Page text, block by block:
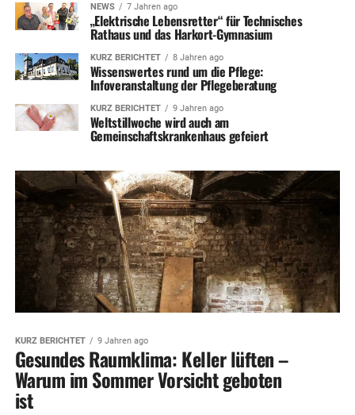
NEWS 7 Jahren ago
„Elektrische Lebensretter“ für Technisches
Rathaus und das Harkort-Gymnasium
KURZ BERICHTET 8 Jahren ago
Wissenswertes rund um die Pflege:
Infoveranstaltung der Pflegeberatung
KURZ BERICHTET 9 Jahren ago
Weltstillwoche wird auch am
Gemeinschaftskrankenhaus gefeiert
KURZ BERICHTET 9 Jahren ago
Gesundes Raumklima: Keller lüften –
Warum im Sommer Vorsicht geboten
ist